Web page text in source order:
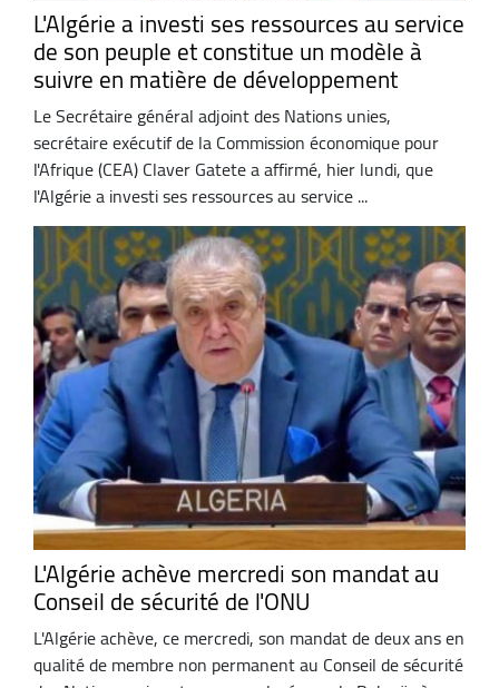
L'Algérie a investi ses ressources au service
de son peuple et constitue un modèle à
suivre en matière de développement
Le Secrétaire général adjoint des Nations unies,
secrétaire exécutif de la Commission économique pour
l'Afrique (CEA) Claver Gatete a affirmé, hier lundi, que
l'Algérie a investi ses ressources au service ...
L'Algérie achève mercredi son mandat au
Conseil de sécurité de l'ONU
L'Algérie achève, ce mercredi, son mandat de deux ans en
qualité de membre non permanent au Conseil de sécurité